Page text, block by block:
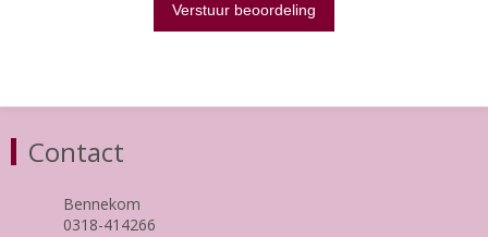
Contact
Bennekom
0318-414266